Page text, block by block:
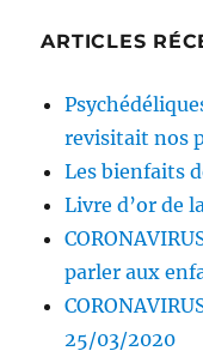
ARTICLES
revisitait nos
Les bienfaits
Livre d’or de
parler aux
25/03/2020